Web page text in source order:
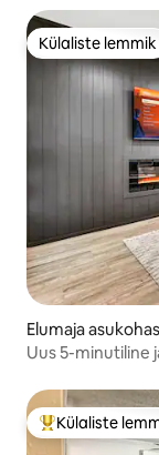
Külaliste lemmik
Külaliste lemmik
Elumaja
Uus 5-minutiline
Külaliste suur
Külaliste